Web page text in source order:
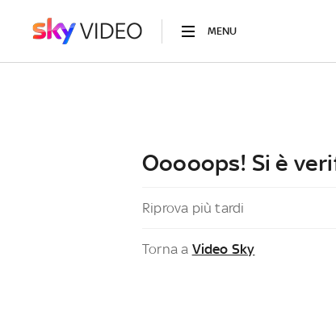
MENU
Ooooops! Si è
Riprova più tardi
Torna a Video Sky